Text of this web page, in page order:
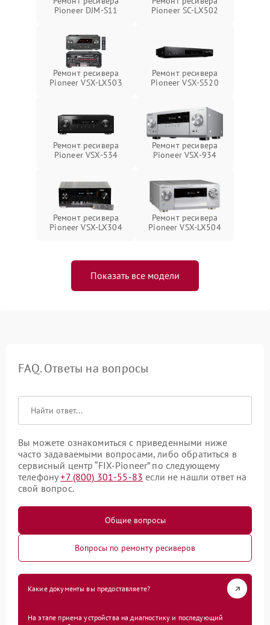
Pioneer DJM-S11
Pioneer SC-LX502
Ремонт ресивера
Pioneer VSX-LX503
Ремонт ресивера
Pioneer VSX-S520
Ремонт ресивера
Pioneer VSX-534
Ремонт ресивера
Pioneer VSX-934
Ремонт ресивера
Pioneer VSX-LX304
Ремонт ресивера
Pioneer VSX-LX504
Показать все модели
FAQ. Ответы на вопросы
Вы можете ознакомиться с приведенными ниже
часто задаваемыми вопросами, либо обратиться в
сервисный центр “FIX-Pioneer” по следующему
телефону+7 (800) 301-55-83 если не нашли ответ на
свой вопрос.
Общие вопросы
Вопросы по ремонту ресиверов
Какие документы вы предоставляете?
На этапе приема устройства на диагностику и последующий